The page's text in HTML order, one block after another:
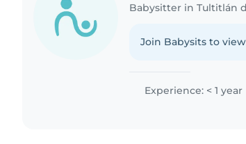
Babysitter in Tultitlán
Join Babysits to
Experience: < 1 year